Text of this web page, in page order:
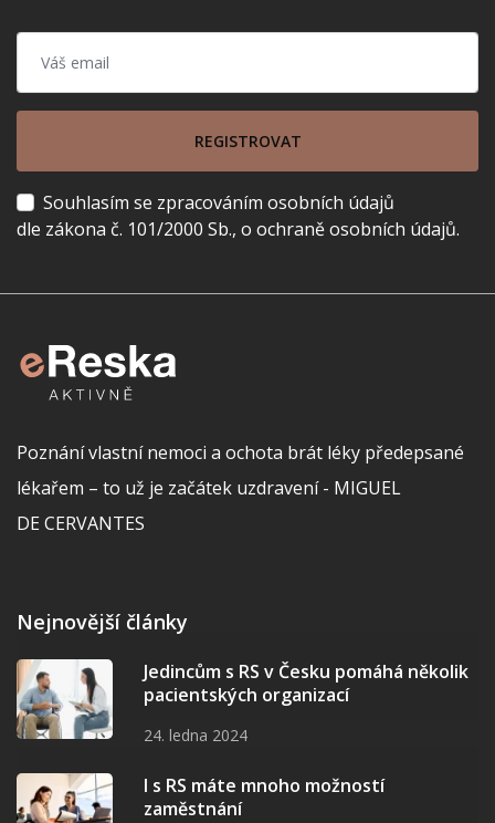
REGISTROVAT
Souhlasím se zpracováním osobních údajů
dle zákona č. 101/2000 Sb., o ochraně osobních údajů.
Poznání vlastní nemoci a ochota brát léky předepsané
lékařem – to už je začátek uzdravení - MIGUEL
DE CERVANTES
Nejnovější články
Jedincům s RS v Česku pomáhá několik
pacientských organizací
24. ledna 2024
I s RS máte mnoho možností
zaměstnání